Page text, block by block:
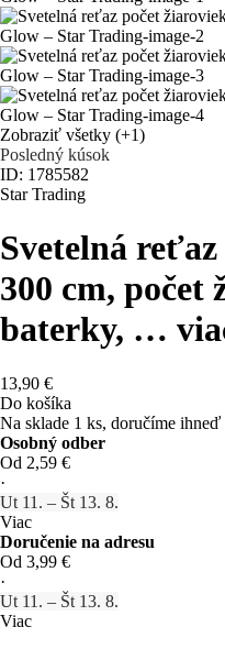
Zobraziť všetky (+1)
Posledný kúsok
ID: 1785582
Star Trading
Svetelná
300 cm, počet
baterky, …
13,90 €
Do košíka
Na sklade 1 ks, doručíme ihneď
Osobný odber
Od 2,59 €
·
Ut 11. – Št 13. 8.
Viac
Doručenie na adresu
Od 3,99 €
·
Ut 11. – Št 13. 8.
Viac